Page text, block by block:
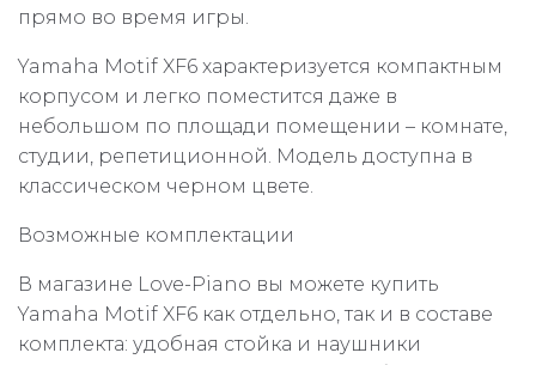
прямо во время игры.
Yamaha Motif XF6 характеризуется компактным
корпусом и легко поместится даже в
небольшом по площади помещении – комнате,
студии, репетиционной. Модель доступна в
классическом черном цвете.
Возможные комплектации
В магазине Love-Piano вы можете купить
Yamaha Motif XF6 как отдельно, так и в составе
комплекта: удобная стойка и наушники